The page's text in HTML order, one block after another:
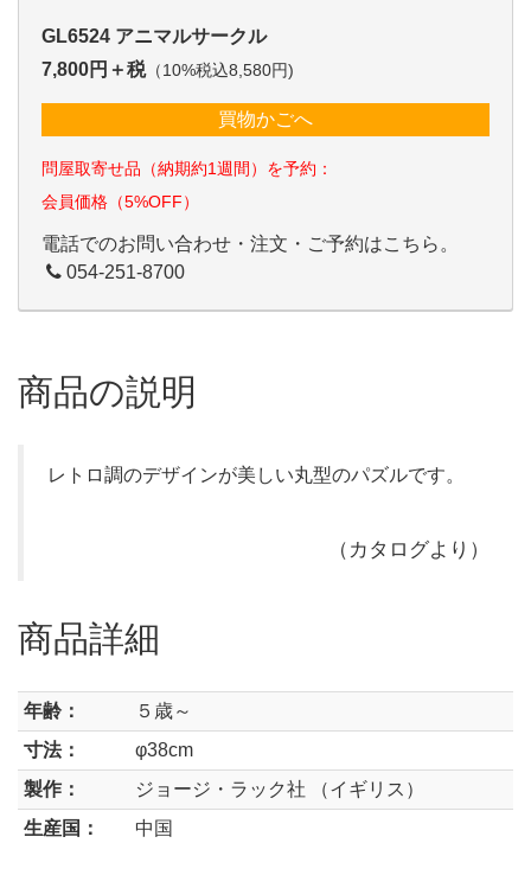
GL6524 アニマルサークル
7,800円＋税（10%税込8,580円)
買物かごへ
問屋取寄せ品（納期約1週間）を予約：
会員価格（5%OFF）
電話でのお問い合わせ・注文・ご予約はこちら。
054-251-8700
商品の説明
レトロ調のデザインが美しい丸型のパズルです。
（カタログより）
商品詳細
年齢：
５歳～
寸法：
φ38cm
製作：
ジョージ・ラック社 （イギリス）
生産国：
中国